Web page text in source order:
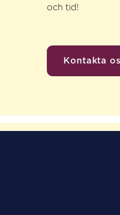
och tid!
Kontakta